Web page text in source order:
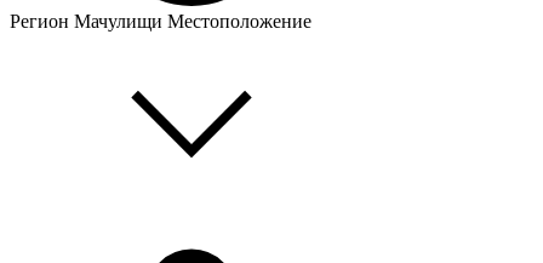
Регион Мачулищи Местоположение